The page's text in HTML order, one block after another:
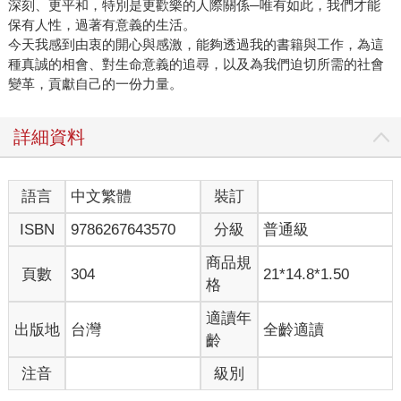
深刻、更平和，特別是更歡樂的人際關係─唯有如此，我們才能
保有人性，過著有意義的生活。
今天我感到由衷的開心與感激，能夠透過我的書籍與工作，為這
種真誠的相會、對生命意義的追尋，以及為我們迫切所需的社會
變革，貢獻自己的一份力量。
詳細資料
語言 中文繁體
裝訂
ISBN
9786267643570 分級 普通級
頁數 304
商品規
格
21*14.8*1.50
出版地 台灣
適讀年
齡
全齡適讀
注音 級別